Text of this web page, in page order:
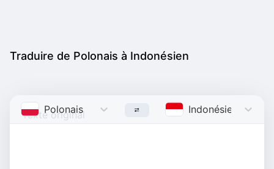
Traduire de Polonais à Indonésien
Polonais Polish Indonésien